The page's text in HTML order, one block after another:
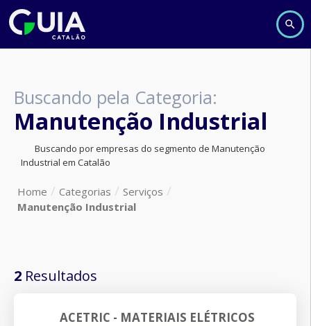
Buscando pela Categoria:
Manutenção Industrial
Buscando por empresas do segmento de Manutenção
Industrial em Catalão
Home Categorias
Serviços
Manutenção Industrial
2 Resultados
ACETRIC - MATERIAIS ELÉTRICOS